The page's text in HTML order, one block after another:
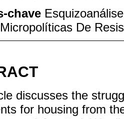
chave
De
discusses the
for housing from